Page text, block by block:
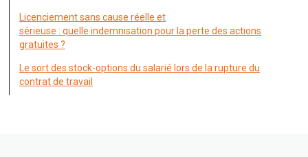
Licenciement sans cause réelle et
sérieuse : quelle indemnisation pour la perte des actions
gratuites ?
Le sort des stock-options du salarié lors de la rupture du
contrat de travail